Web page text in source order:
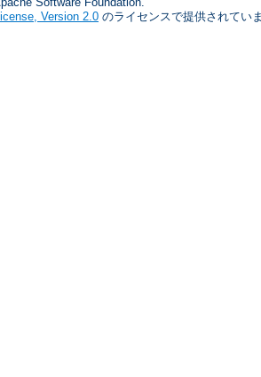
Version 2.0 のライセンスで提供されてい